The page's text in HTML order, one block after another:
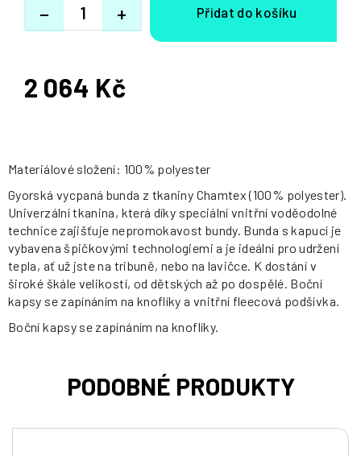
+
−
2 064 Kč
Měrná
Materiálové složení: 100% polyester
Gyorská vycpaná bunda z tkaniny Chamtex (100% polyester).
Univerzální tkanina, která díky speciální vnitřní voděodolné
technice zajišťuje nepromokavost bundy. Bunda s kapucí je
vybavena špičkovými technologiemi a je ideální pro udržení
tepla, ať už jste na tribuně, nebo na lavičce. K dostání v
široké škále velikostí, od dětských až po dospělé. Boční
kapsy se zapínáním na knoflíky a vnitřní fleecová podšívka.
Boční kapsy se zapínáním na knoflíky.